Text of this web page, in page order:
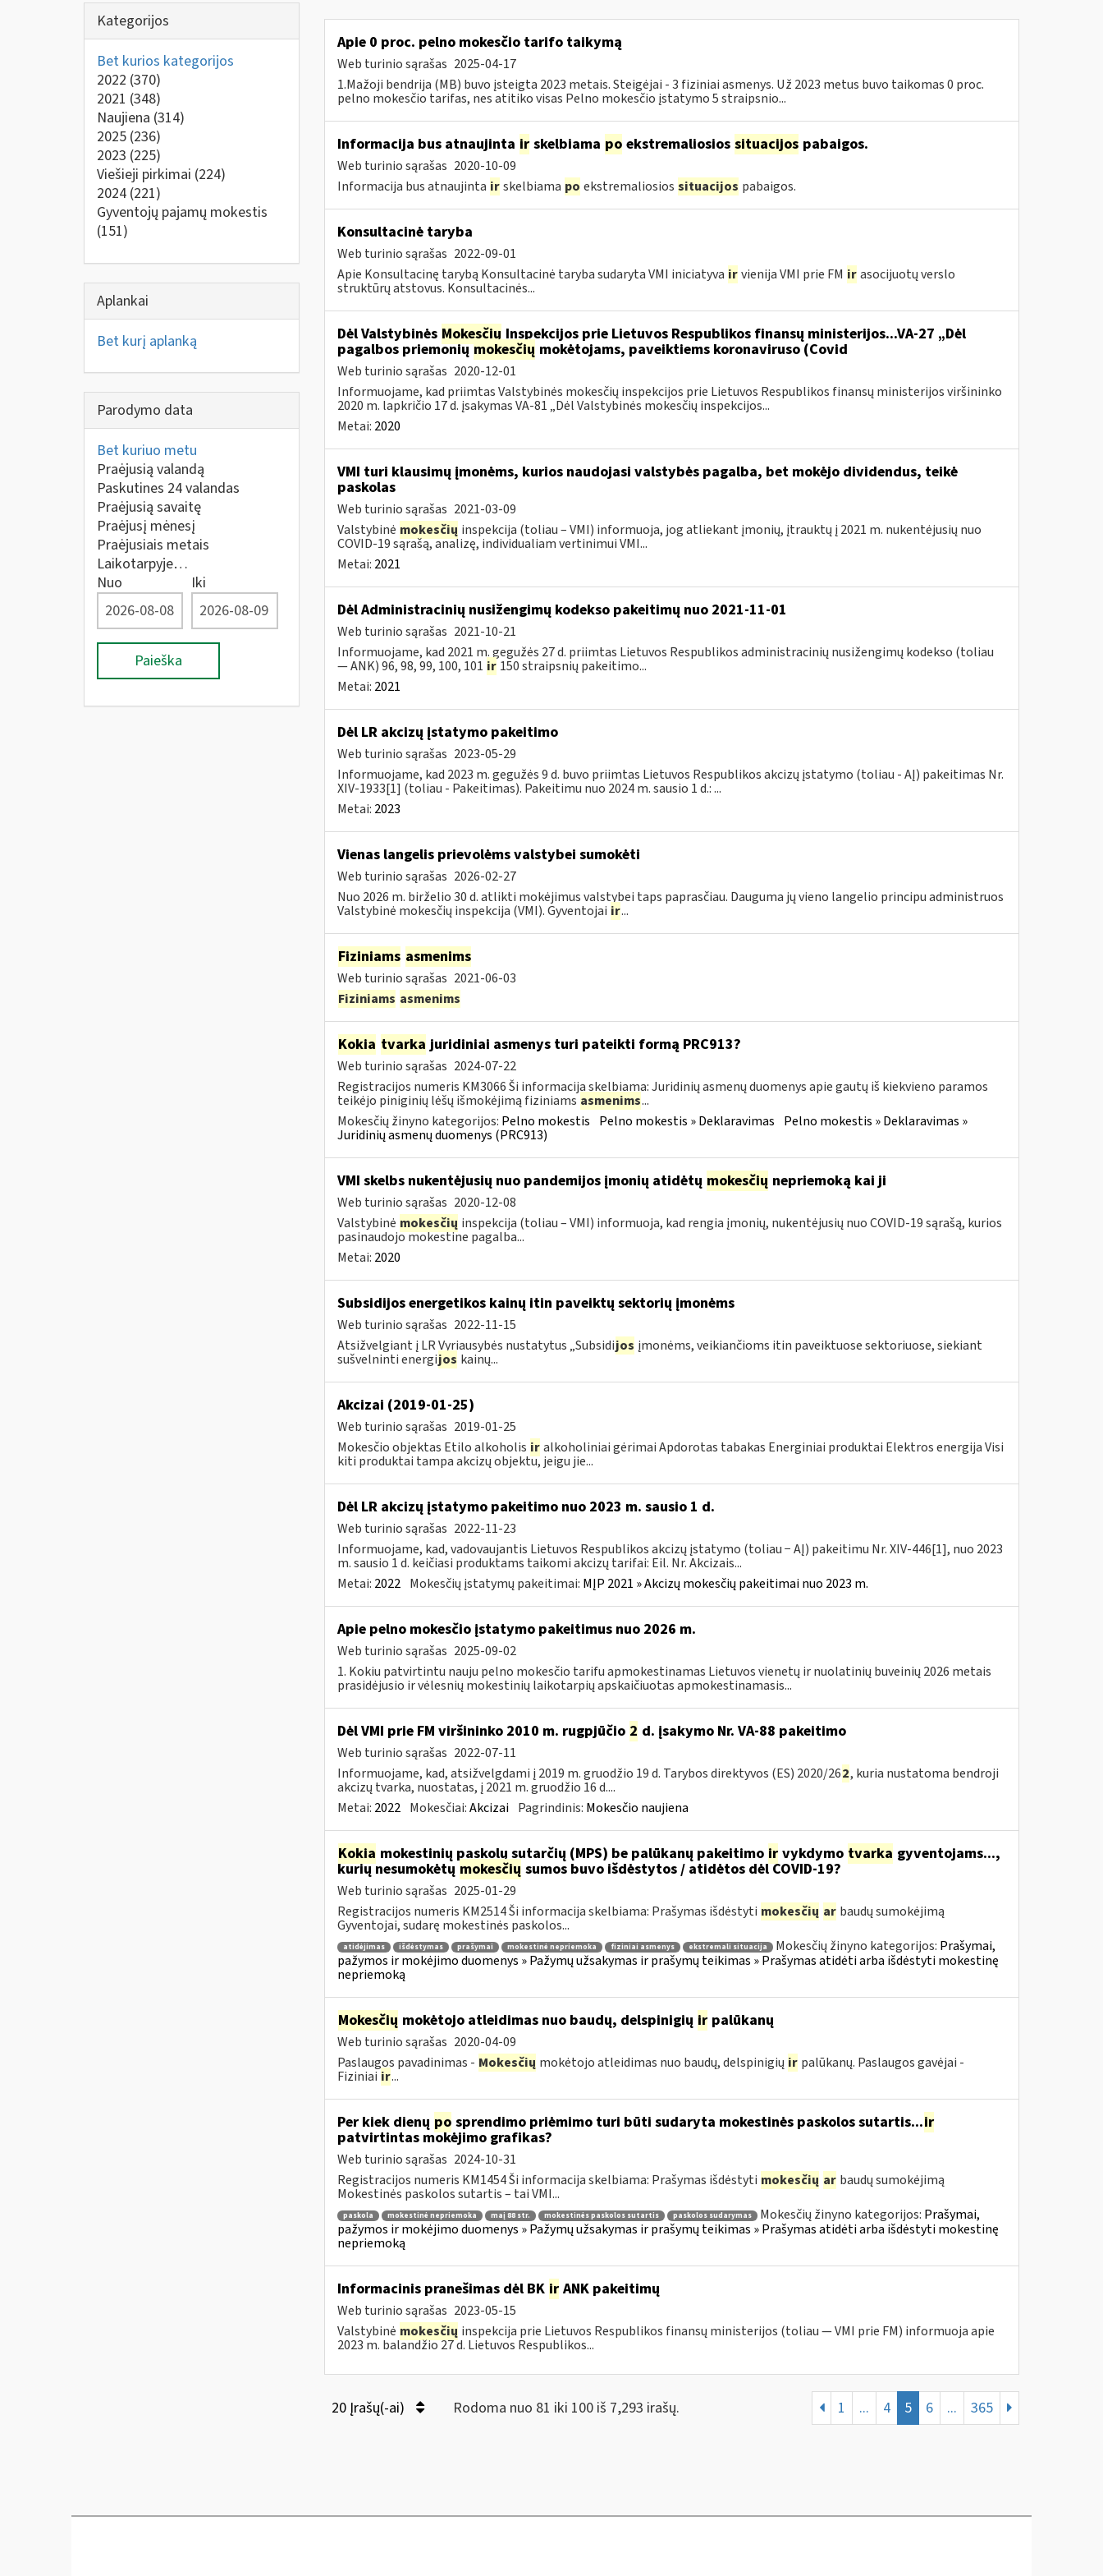
Kategorijos
Bet kurios kategorijos
2022 (370)
2021 (348)
Naujiena (314)
2025 (236)
2023 (225)
Viešieji pirkimai (224)
2024 (221)
Gyventojų pajamų mokestis
(151)
Aplankai
Bet kurį aplanką
Parodymo data
Bet kuriuo metu
Praėjusią valandą
Paskutines 24 valandas
Praėjusią savaitę
Praėjusį mėnesį
Praėjusiais metais
Laikotarpyje…
Nuo
Iki
Paieška
Apie 0 proc. pelno mokesčio tarifo taikymą
Web turinio sąrašas 2025-04-17
1.Mažoji bendrija (MB) buvo įsteigta 2023 metais. Steigėjai - 3 fiziniai asmenys. Už 2023 metus buvo taikomas 0 proc.
pelno mokesčio tarifas, nes atitiko visas Pelno mokesčio įstatymo 5 straipsnio...
Informacija bus atnaujinta irskelbiama po ekstremaliosios situacijos pabaigos.
Web turinio sąrašas 2020-10-09
Informacija bus atnaujinta ir skelbiama po ekstremaliosios situacijos pabaigos.
Konsultacinė taryba
Web turinio sąrašas 2022-09-01
Apie Konsultacinę tarybą Konsultacinė taryba sudaryta VMI iniciatyva ir vienija VMI prie FM ir asocijuotų verslo
struktūrų atstovus. Konsultacinės...
Dėl Valstybinės MokesčiųInspekcijos prie Lietuvos Respublikos finansų ministerijos...VA-27 „Dėl
pagalbos priemoniųmokesčių mokėtojams, paveiktiems koronaviruso (Covid
Web turinio sąrašas 2020-12-01
Informuojame, kad priimtas Valstybinės mokesčių inspekcijos prie Lietuvos Respublikos finansų ministerijos viršininko
2020 m. lapkričio 17 d. įsakymas VA-81 „Dėl Valstybinės mokesčių inspekcijos...
Metai: 2020
VMI turi klausimų įmonėms, kurios naudojasi valstybės pagalba, bet mokėjo dividendus, teikė
paskolas
Web turinio sąrašas 2021-03-09
Valstybinė mokesčių inspekcija (toliau – VMI) informuoja, jog atliekant įmonių, įtrauktų į 2021 m. nukentėjusių nuo
COVID-19 sąrašą, analizę, individualiam vertinimui VMI...
Metai: 2021
Dėl Administracinių nusižengimų kodekso pakeitimų nuo 2021-11-01
Web turinio sąrašas 2021-10-21
Informuojame, kad 2021 m. gegužės 27 d. priimtas Lietuvos Respublikos administracinių nusižengimų kodekso (toliau
— ANK) 96, 98, 99, 100, 101 ir 150 straipsnių pakeitimo...
Metai: 2021
Dėl LR akcizų įstatymo pakeitimo
Web turinio sąrašas 2023-05-29
Informuojame, kad 2023 m. gegužės 9 d. buvo priimtas Lietuvos Respublikos akcizų įstatymo (toliau - AĮ) pakeitimas Nr.
XIV-1933[1] (toliau - Pakeitimas). Pakeitimu nuo 2024 m. sausio 1 d.: ...
Metai: 2023
Vienas langelis prievolėms valstybei sumokėti
Web turinio sąrašas 2026-02-27
Nuo 2026 m. birželio 30 d. atlikti mokėjimus valstybei taps paprasčiau. Dauguma jų vieno langelio principu administruos
Valstybinė mokesčių inspekcija (VMI). Gyventojai ir...
Fiziniams asmenims
Web turinio sąrašas 2021-06-03
Fiziniams asmenims
Kokia tvarka juridiniai asmenys turi pateikti formą PRC913?
Web turinio sąrašas 2024-07-22
Registracijos numeris KM3066 Ši informacija skelbiama: Juridinių asmenų duomenys apie gautų iš kiekvieno paramos
teikėjo piniginių lėšų išmokėjimą fiziniams asmenims...
Mokesčių žinyno kategorijos: Pelno mokestis Pelno mokestis » Deklaravimas Pelno mokestis » Deklaravimas »
Juridinių asmenų duomenys (PRC913)
VMI skelbs nukentėjusių nuo pandemijos įmonių atidėtų mokesčių nepriemoką kai ji
Web turinio sąrašas 2020-12-08
Valstybinė mokesčių inspekcija (toliau – VMI) informuoja, kad rengia įmonių, nukentėjusių nuo COVID-19 sąrašą, kurios
pasinaudojo mokestine pagalba...
Metai: 2020
Subsidijos energetikos kainų itin paveiktų sektorių įmonėms
Web turinio sąrašas 2022-11-15
Atsižvelgiant į LR Vyriausybės nustatytus „Subsidijos įmonėms, veikiančioms itin paveiktuose sektoriuose, siekiant
sušvelninti energijos kainų...
Akcizai (2019-01-25)
Web turinio sąrašas 2019-01-25
Mokesčio objektas Etilo alkoholis ir alkoholiniai gėrimai Apdorotas tabakas Energiniai produktai Elektros energija Visi
kiti produktai tampa akcizų objektu, jeigu jie...
Dėl LR akcizų įstatymo pakeitimo nuo 2023 m. sausio 1 d.
Web turinio sąrašas 2022-11-23
Informuojame, kad, vadovaujantis Lietuvos Respublikos akcizų įstatymo (toliau − AĮ) pakeitimu Nr. XIV-446[1], nuo 2023
m. sausio 1 d. keičiasi produktams taikomi akcizų tarifai: Eil. Nr. Akcizais...
Metai: 2022 Mokesčių įstatymų pakeitimai: MĮP 2021 » Akcizų mokesčių pakeitimai nuo 2023 m.
Apie pelno mokesčio įstatymo pakeitimus nuo 2026 m.
Web turinio sąrašas 2025-09-02
1. Kokiu patvirtintu nauju pelno mokesčio tarifu apmokestinamas Lietuvos vienetų ir nuolatinių buveinių 2026 metais
prasidėjusio ir vėlesnių mokestinių laikotarpių apskaičiuotas apmokestinamasis...
Dėl VMI prie FM viršininko 2010 m. rugpjūčio 2 d. įsakymo Nr. VA-88 pakeitimo
Web turinio sąrašas 2022-07-11
Informuojame, kad, atsižvelgdami į 2019 m. gruodžio 19 d. Tarybos direktyvos (ES) 2020/262, kuria nustatoma bendroji
akcizų tvarka, nuostatas, į 2021 m. gruodžio 16 d....
Metai: 2022 Mokesčiai:Akcizai Pagrindinis: Mokesčio naujiena
Kokia mokestinių paskolų sutarčių (MPS) be palūkanų pakeitimo irvykdymo tvarka gyventojams...,
kurių nesumokėtų mokesčių sumos buvo išdėstytos / atidėtos dėl COVID-19?
Web turinio sąrašas 2025-01-29
Registracijos numeris KM2514 Ši informacija skelbiama: Prašymas išdėstyti mokesčių ar baudų sumokėjimą
Gyventojai, sudarę mokestinės paskolos...
atidėjimas išdėstymas prašymai mokestinė nepriemoka fiziniai asmenys ekstremali situacija Mokesčių žinyno kategorijos: Prašymai,
pažymos ir mokėjimo duomenys » Pažymų užsakymas ir prašymų teikimas » Prašymas atidėti arba išdėstyti mokestinę
nepriemoką
Mokesčių mokėtojo atleidimas nuo baudų, delspinigių irpalūkanų
Web turinio sąrašas 2020-04-09
Paslaugos pavadinimas - Mokesčių mokėtojo atleidimas nuo baudų, delspinigių ir palūkanų. Paslaugos gavėjai -
Fiziniai ir...
Per kiek dienų po sprendimo priėmimo turi būti sudaryta mokestinės paskolos sutartis...ir
patvirtintas mokėjimo grafikas?
Web turinio sąrašas 2024-10-31
Registracijos numeris KM1454 Ši informacija skelbiama: Prašymas išdėstyti mokesčių ar baudų sumokėjimą
Mokestinės paskolos sutartis – tai VMI...
paskola mokestinė nepriemoka maį 88 str. mokestinės paskolos sutartis paskolos sudarymas Mokesčių žinyno kategorijos: Prašymai,
pažymos ir mokėjimo duomenys » Pažymų užsakymas ir prašymų teikimas » Prašymas atidėti arba išdėstyti mokestinę
nepriemoką
Informacinis pranešimas dėl BK irANK pakeitimų
Web turinio sąrašas 2023-05-15
Valstybinė mokesčių inspekcija prie Lietuvos Respublikos finansų ministerijos (toliau — VMI prie FM) informuoja apie
2023 m. balandžio 27 d. Lietuvos Respublikos...
20 Įrašų(-ai) Rodoma nuo 81 iki 100 iš 7,293 irašų. 1 ... 4 5 6 ... 365